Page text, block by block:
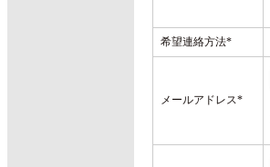
希望連絡方法*
メールアドレス*